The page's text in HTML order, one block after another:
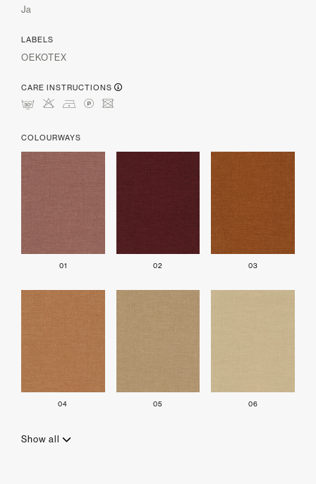
Ja
LABELS
OEKOTEX
CARE INSTRUCTIONS
mHDLU
COLOURWAYS
01 02 03
04 05 06
Show all